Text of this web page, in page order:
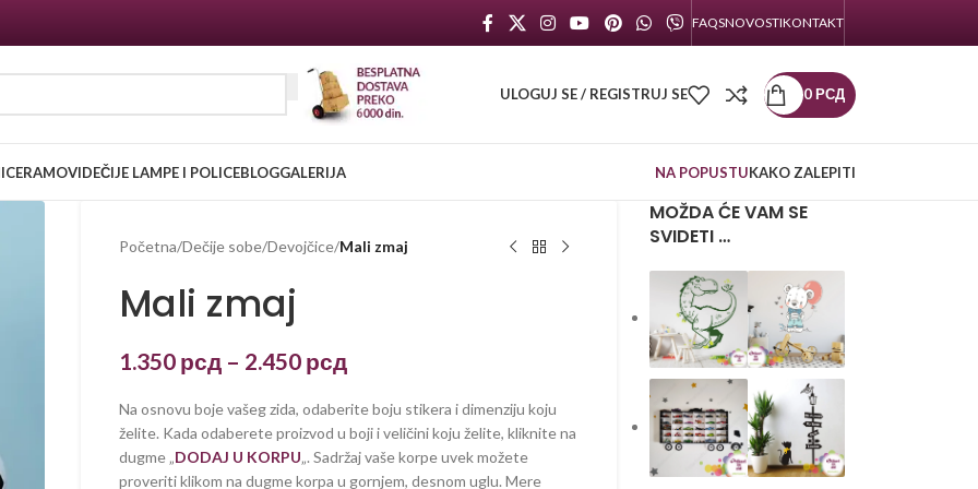
FAQSNOVOSTIKONTAKT
ULOGUJ SE / REGISTRUJ SE 0РСД
RAMOVIDEČIJE LAMPE I POLICEBLOGGALERIJA NA POPUSTUKAKO ZALEPITI
Početna/Dečije sobe/Devojčice/Mali zmaj
Mali zmaj
1.350 рсд – 2.450 рсд
Na osnovu boje vašeg zida, odaberite boju stikera i dimenziju koju
želite. Kada odaberete proizvod u boji i veličini koju želite, kliknite na
dugme „DODAJ U KORPU„. Sadržaj vaše korpe uvek možete
proveriti klikom na dugme korpa u gornjem, desnom uglu. Mere
MOŽDA ĆE VAM SE
SVIDETI …